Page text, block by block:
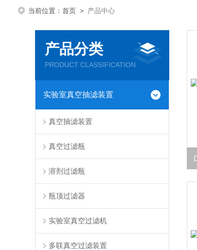
当前位置： 首页> 产品中心
产品分类
PRODUCT CLASSIFICATION
实验室真空抽滤装置
真空抽滤装置
真空过滤瓶
溶剂过滤瓶
瓶顶过滤器
实验室真空过滤机
多联真空过滤装置